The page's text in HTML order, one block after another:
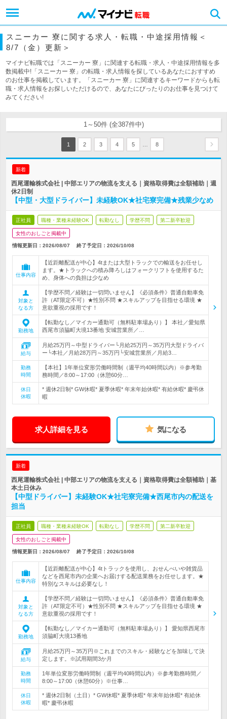
スニーカー 寮に関する求人・転職・中途採用情報＜
8/7（金）更新＞
マイナビ転職では「スニーカー 寮」に関連する転職・求人・中途採用情報を多
数掲載中!「スニーカー 寮」の転職・求人情報を探しているあなたにおすすめ
のお仕事を掲載しています。「スニーカー 寮」に関連するキーワードからも転
職・求人情報をお探しいただけるので、あなたにぴったりのお仕事を見つけて
みてください!
1～50件 (全387件中)
1 2 3 4 5 8
新着
西尾運輸株式会社 | 中部エリアの物流を支える｜資格取得費は全額補助｜週
休2日制
【中型・大型ドライバー】未経験OK★社宅寮完備★残業少なめ
正社員 職種・業種未経験OK 転勤なし 学歴不問 第二新卒歓迎
女性のおしごと掲載中
情報更新日：2026/08/07 終了予定日： 2026/10/08
仕事内容
【近距離配送が中心】4tまたは大型トラックでの輸送をお任せし
ます。★トラックへの積み降ろしはフォークリフトを使用するた
め、身体への負担は少なめ
対象と
なる方
【学歴不問／経験は一切問いません】《必須条件》普通自動車免
許（AT限定不可）★性別不問 ★スキルアップを目指せる環境 ★
意欲重視の採用です！
勤務地
【転勤なし／マイカー通勤可（無料駐車場あり）】 本社／愛知県
西尾市須脇町大境13番地 安城営業所／…
給与
月給25万円～中型ドライバー└月給25万円～35万円大型ドライバ
ー└本社／月給28万円～35万円└安城営業所／月給3…
勤務
時間
【本社】1年単位変形労働時間制（週平均40時間以内）※参考勤
務時間／8:00～17:00（休憩60分…
休日
休暇
* 週休2日制* GW休暇* 夏季休暇* 年末年始休暇* 有給休暇* 慶弔休
暇
求人詳細を見る 気になる
新着
西尾運輸株式会社 | 中部エリアの物流を支える｜資格取得費は全額補助｜基
本土日休み
【中型ドライバー】未経験OK★社宅寮完備★西尾市内の配送を
担当
正社員 職種・業種未経験OK 転勤なし 学歴不問 第二新卒歓迎
女性のおしごと掲載中
情報更新日：2026/08/07 終了予定日： 2026/10/08
仕事内容
【近距離配送が中心】4tトラックを使用し、おせんべいや雑貨品
などを西尾市内の企業へお届けする配送業務をお任せします。★
特別なスキルは必要なし！
対象と
なる方
【学歴不問／経験は一切問いません】《必須条件》普通自動車免
許（AT限定不可）★性別不問 ★スキルアップを目指せる環境 ★
意欲重視の採用です！
勤務地
【転勤なし／マイカー通勤可（無料駐車場あり）】 愛知県西尾市
須脇町大境13番地
給与
月給25万円～35万円※これまでのスキル・経験などを加味して決
定します。※試用期間3か月
勤務
時間
1年単位変形労働時間制（週平均40時間以内）※参考勤務時間／
8:00～17:00（休憩60分）※仕事…
休日
休暇
* 週休2日制（土日）* GW休暇* 夏季休暇* 年末年始休暇* 有給休
暇* 慶弔休暇